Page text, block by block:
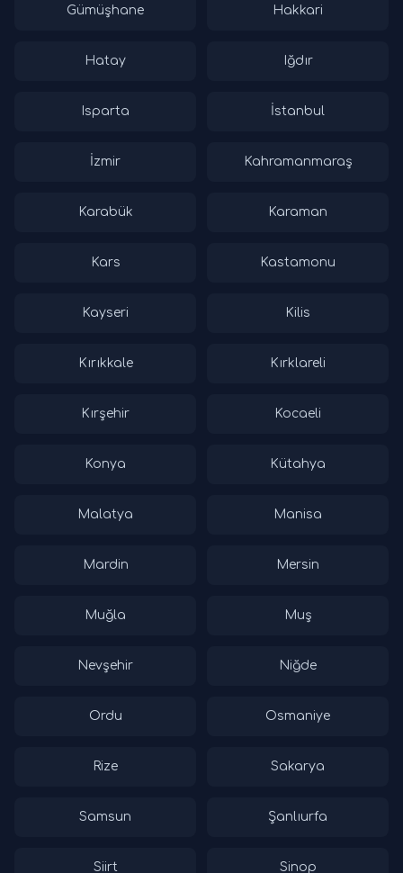
Gümüşhane Hakkari
Hatay Iğdır
Isparta İstanbul
İzmir Kahramanmaraş
Karabük Karaman
Kars Kastamonu
Kayseri Kilis
Kırıkkale Kırklareli
Kırşehir Kocaeli
Konya Kütahya
Malatya Manisa
Mardin Mersin
Muğla Muş
Nevşehir Niğde
Ordu Osmaniye
Rize Sakarya
Samsun Şanlıurfa
Siirt Sinop